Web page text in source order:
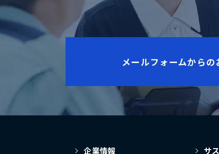
メールフォームから
企業情報 サ